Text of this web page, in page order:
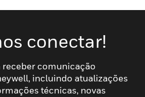
conectar!
receber comunicação
incluindo atualizações
técnicas, novas